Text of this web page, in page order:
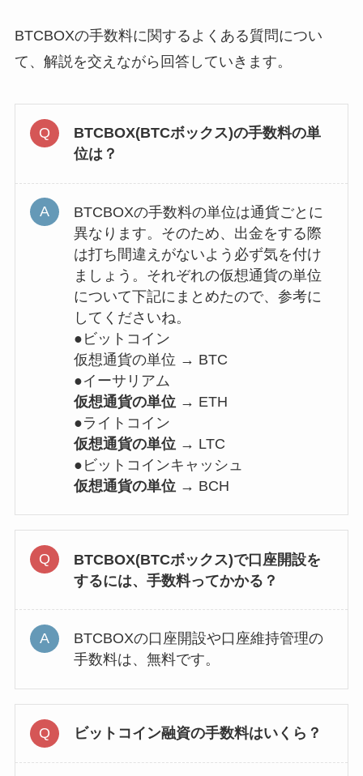
BTCBOXの手数料に関するよくある質問につい
て、解説を交えながら回答していきます。
BTCBOX(BTCボックス)の手数料の単
位は？
BTCBOXの手数料の単位は通貨ごとに
異なります。そのため、出金をする際
は打ち間違えがないよう必ず気を付け
ましょう。それぞれの仮想通貨の単位
について下記にまとめたので、参考に
してくださいね。
●ビットコイン
仮想通貨の単位 → BTC
●イーサリアム
仮想通貨の単位 → ETH
●ライトコイン
仮想通貨の単位 → LTC
●ビットコインキャッシュ
仮想通貨の単位 → BCH
BTCBOX(BTCボックス)で口座開設を
するには、手数料ってかかる？
BTCBOXの口座開設や口座維持管理の
手数料は、無料です。
ビットコイン融資の手数料はいくら？